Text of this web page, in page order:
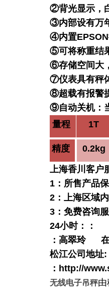
②背光显示，
③内部设有万
④内置EPSON
⑤可将称重结
⑥存储空间大
⑦仪表具有秤
⑧超载有报警
⑨自动关机：
量程
1T
精度 0.2kg
上海香川客户
1 ：所售产品
2 ：上海区域
3 ：免费咨询
24小时：
：
：高翠玲
松江公司地址:
： http://
无线电子吊秤由